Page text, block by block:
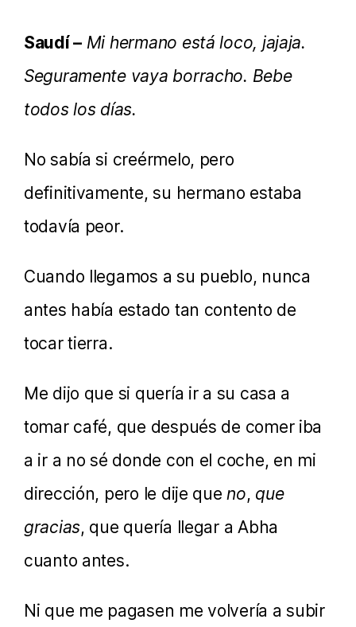
Saudí – Mi hermano está loco, jajaja.
Seguramente vaya borracho. Bebe
todos los días.
No sabía si creérmelo, pero
definitivamente, su hermano estaba
todavía peor.
Cuando llegamos a su pueblo, nunca
antes había estado tan contento de
tocar tierra.
Me dijo que si quería ir a su casa a
tomar café, que después de comer iba
a ir a no sé donde con el coche, en mi
dirección, pero le dije queno, que
gracias, que quería llegar a Abha
cuanto antes.
Ni que me pagasen me volvería a subir